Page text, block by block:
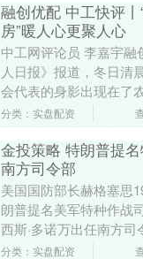
融创优配 中工快评
房”暖人心更聚人心
中工网评论员 李嘉宇融
人日报》报道，冬日清
会代表的身影出现在了
购新鲜食材，为网点的
分类：实盘配资
金投策略 特朗普提
南方司令部
美国国防部长赫格塞思
朗普提名美军特种作战
西斯·多诺万出任南方司
略，负责美军在拉丁美
分类：实盘配资